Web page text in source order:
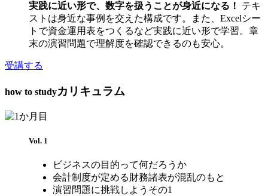
実践に近い形で、数字を扱うことが身近になる！
テキ
ストは身近な事例を交えた構成です。また、Excelシー
トで資金運用表をつくるなど実践に近い形で学習。章
末の演習問題で理解度を確認できるのも安心。
受講する
how to studyカリキュラム
Vol. 1
ビジネスの目的って何だろうか
会計制度が定める財務諸表が混乱のもと
演習問題に挑戦しようその1